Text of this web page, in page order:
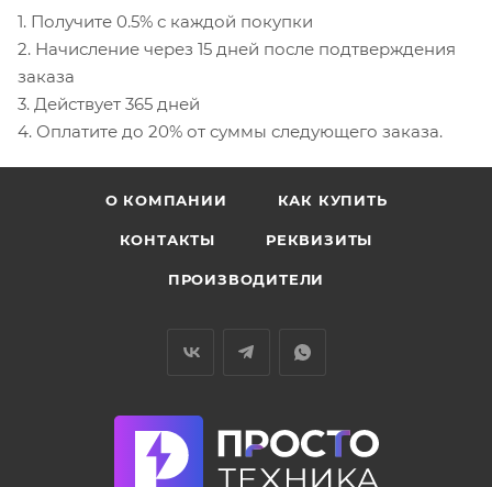
1. Получите 0.5% с каждой покупки
2. Начисление через 15 дней после подтверждения
заказа
3. Действует 365 дней
4. Оплатите до 20% от суммы следующего заказа.
О КОМПАНИИ КАК КУПИТЬ
КОНТАКТЫ РЕКВИЗИТЫ
ПРОИЗВОДИТЕЛИ